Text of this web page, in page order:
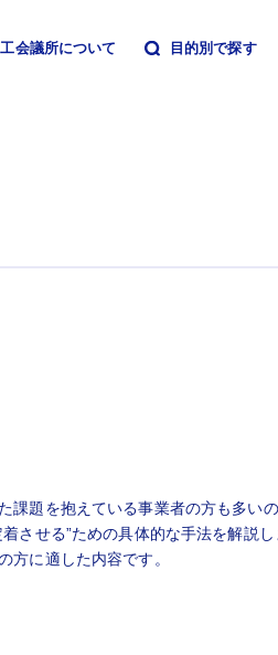
会議所について 目的別で探す
題を抱えている事業者の方も多いの
させる”ための具体的な手法を解説し
方に適した内容です。